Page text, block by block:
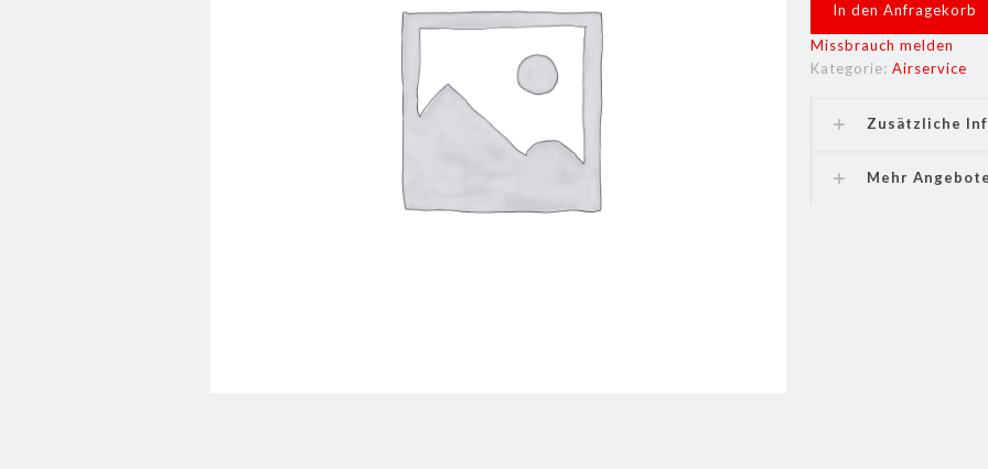
In den Anfragekorb
Missbrauch melden
Kategorie:Airservice
Zusätzliche
Mehr